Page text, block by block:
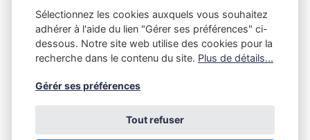
Tout le contenu de ce site est la propriété du Club Niépce-
Lumière et est soumis aux règles du droit d'auteur. Toute copie
Sélectionnez les cookies auxquels vous souhaitez
adhérer à l'aide du lien "Gérer ses préférences" ci-
dessous. Notre site web utilise des cookies pour la
recherche dans le contenu du site. Plus de détails...
Gérér ses préférences
Tout refuser